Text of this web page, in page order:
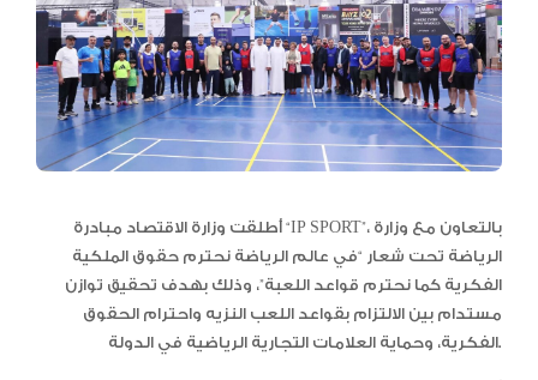
أطلقت وزارة الاقتصاد مبادرة “IP SPORT”، بالتعاون مع وزارة
الرياضة تحت شعار “في عالم الرياضة نحترم حقوق الملكية
الفكرية كما نحترم قواعد اللعبة”، وذلك بهدف تحقيق توازن
مستدام بين الالتزام بقواعد اللعب النزيه واحترام الحقوق
الفكرية، وحماية العلامات التجارية الرياضية في الدولة.